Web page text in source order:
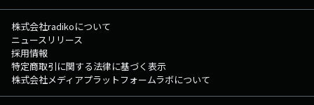
株式会社radikoについて
ニュースリリース
採用情報
特定商取引に関する法律に基づく表示
株式会社メディアプラットフォームラボについて